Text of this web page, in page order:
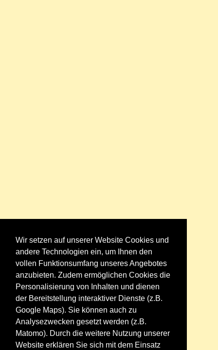
Wir setzen auf unserer Website Cookies und
andere Technologien ein, um Ihnen den
vollen Funktionsumfang unseres Angebotes
anzubieten. Zudem ermöglichen Cookies die
Personalisierung von Inhalten und dienen
der Bereitstellung interaktiver Dienste (z.B.
Google Maps). Sie können auch zu
Analysezwecken gesetzt werden (z.B.
Matomo). Durch die weitere Nutzung unserer
Website erklären Sie sich mit dem Einsatz